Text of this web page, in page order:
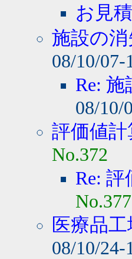
お見
施設の
08/10/07-
Re:
08/10/
評価値
No.372
Re:
No.377
医療品
08/10/24-